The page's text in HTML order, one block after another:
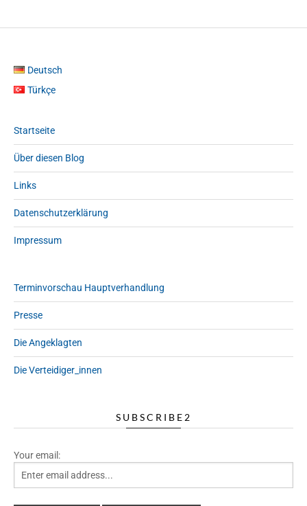
Deutsch
Türkçe
Startseite
Über diesen Blog
Links
Datenschutzerklärung
Impressum
Terminvorschau Hauptverhandlung
Presse
Die Angeklagten
Die Verteidiger_innen
SUBSCRIBE2
Your email: